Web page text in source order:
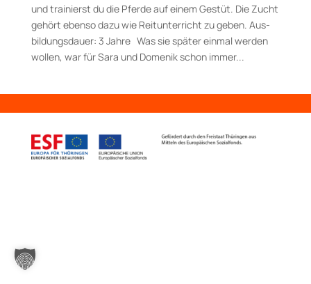
und trainierst du die Pferde auf einem Gestüt. Die Zucht
gehört ebenso dazu wie Reitunterricht zu geben. Aus­
bildungs­dauer: 3 Jahre Was sie später einmal werden
wollen, war für Sara und Domenik schon immer...